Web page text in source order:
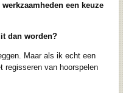
een keuze
dan worden?
Maar als ik echt een
regisseren van hoorspelen